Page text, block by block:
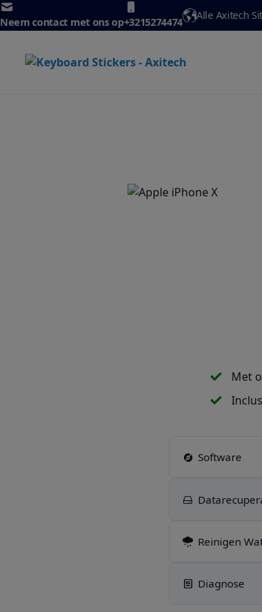
Ga naar de inhoud
Neem contact met ons op+3215274474
Alle Axitech
Met
Software
Reinigen
Diagnose